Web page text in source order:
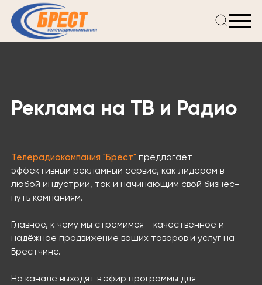
Телепрограмма
Реклама
Реклама на ТВ и Радио
Телерадиокомпания "Брест" предлагает
эффективный рекламный сервис, как лидерам в
любой индустрии, так и начинающим свой бизнес-
путь компаниям.
Главное, к чему мы стремимся - качественное и
надёжное продвижение ваших товаров и услуг на
Брестчине.
На канале выходят в эфир программы для